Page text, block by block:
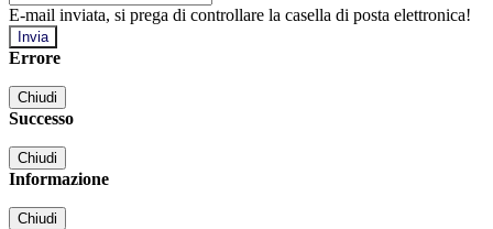
E-mail inviata, si prega di controllare la casella di posta elettronica!
Errore
Chiudi
Successo
Chiudi
Informazione
Chiudi